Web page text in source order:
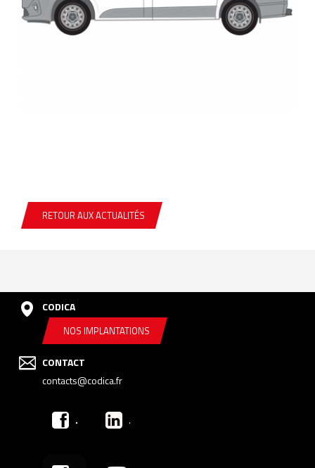
RETOUR AUX ACTUALITÉS
CODICA
NOS IMPLANTATIONS
CONTACT
contacts@codica.fr
. .